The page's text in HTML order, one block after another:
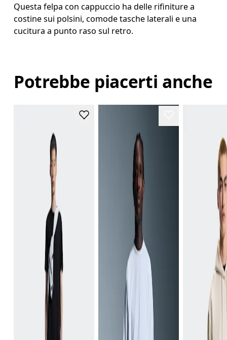
Questa felpa con cappuccio ha delle rifiniture a
costine sui polsini, comode tasche laterali e una
cucitura a punto raso sul retro.
Potrebbe piacerti anche